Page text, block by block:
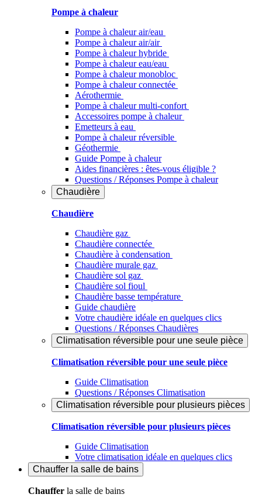
Pompe à chaleur
Pompe à chaleur air/eau
Pompe à chaleur air/air
Pompe à chaleur hybride
Pompe à chaleur​ eau/eau
Pompe à chaleur monobloc
Pompe à chaleur connectée
Aérothermie
Pompe à chaleur multi-confort
Accessoires pompe à chaleur
Emetteurs à eau
Pompe à chaleur réversible
Géothermie
Guide Pompe à chaleur
Aides financières : êtes-vous éligible ?
Questions / Réponses Pompe à chaleur
Chaudière
Chaudière
Chaudière gaz
Chaudière connectée
Chaudière à condensation
Chaudière murale gaz
Chaudière sol gaz
Chaudière sol fioul
Chaudière basse température
Guide chaudière
Votre chaudière idéale en quelques clics
Questions / Réponses Chaudières
Climatisation réversible pour une seule pièce
Climatisation réversible pour une seule pièce
Guide Climatisation
Questions / Réponses Climatisation
Climatisation réversible pour plusieurs pièces
Climatisation réversible pour plusieurs pièces
Guide Climatisation
Votre climatisation idéale en quelques clics
Chauffer la salle de bains
Chauffer la salle de bains